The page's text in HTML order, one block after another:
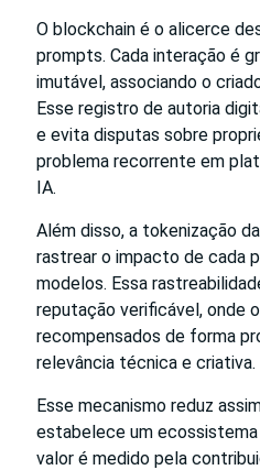
O blockchain é o alicerce
prompts. Cada interação é
imutável, associando o
Esse registro de autoria
e evita disputas sobre
problema recorrente em
IA.
Além disso, a tokenização
rastrear o impacto de cada
modelos. Essa
reputação verificável, onde
recompensados de forma
relevância técnica e criativa.
Esse mecanismo reduz
estabelece um
valor é medido pela